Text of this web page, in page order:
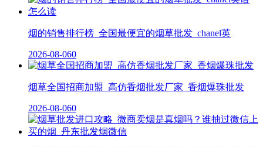
烟的销售排行榜_全国最便宜的烟草批发_chanel英
2026-08-060
烟草全国招商加盟_高仿香烟批发厂家_香烟爆珠批发
2026-08-060